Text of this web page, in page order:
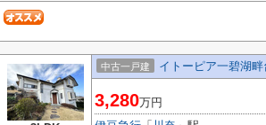
中古一戸建 イトーピア一碧湖
3,280万円